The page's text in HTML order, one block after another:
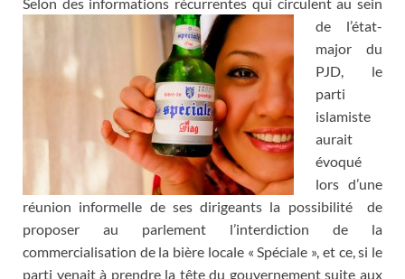
Selon des informations récurrentes qui circulent au sein
de l’état-
major du
PJD, le
parti
islamiste
aurait
évoqué
lors d’une
réunion informelle de ses dirigeants la possibilité de
proposer au parlement l’interdiction de la
commercialisation de la bière locale « Spéciale », et ce, si le
parti venait à prendre la tête du gouvernement suite aux